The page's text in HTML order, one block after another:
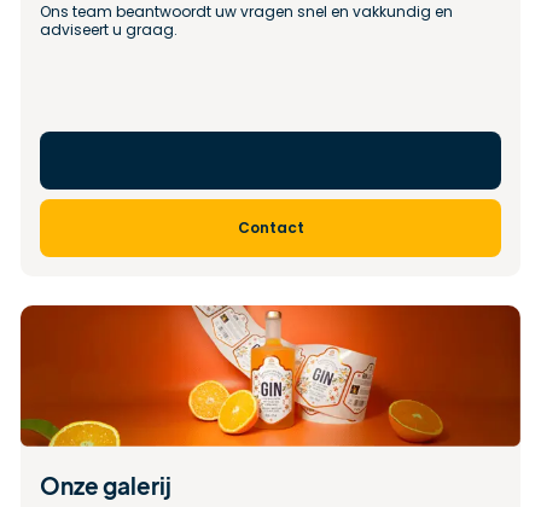
Ons team beantwoordt uw vragen snel en vakkundig en
adviseert u graag.
Contact
Onze galerij